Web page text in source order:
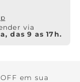
via
das 9 as 17h.
em sua